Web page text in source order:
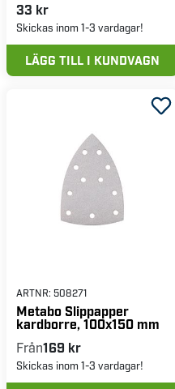
33 kr
Skickas inom 1-3 vardagar!
LÄGG TILL I KUNDVAGN
ARTNR: 508271
Metabo Slippapper
kardborre, 100x150 mm
Från169 kr
Skickas inom 1-3 vardagar!